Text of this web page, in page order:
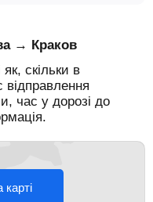
→ Краков
скільки в
час у дорозі до